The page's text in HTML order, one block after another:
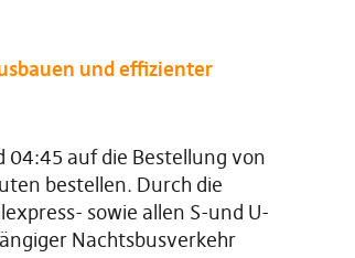
und effizienter
04:45 auf die Bestellung von
bestellen. Durch die
sowie allen S-und U-
Nachtsbusverkehr